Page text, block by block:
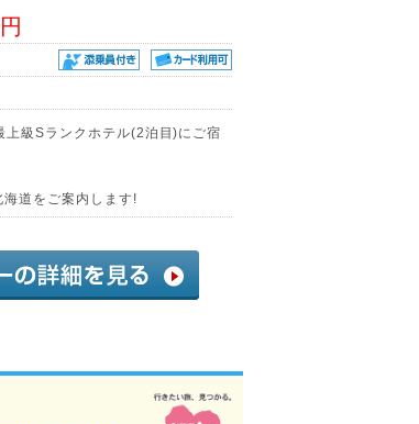
級Sランクホテル(2泊目)にご宿
道をご案内します!